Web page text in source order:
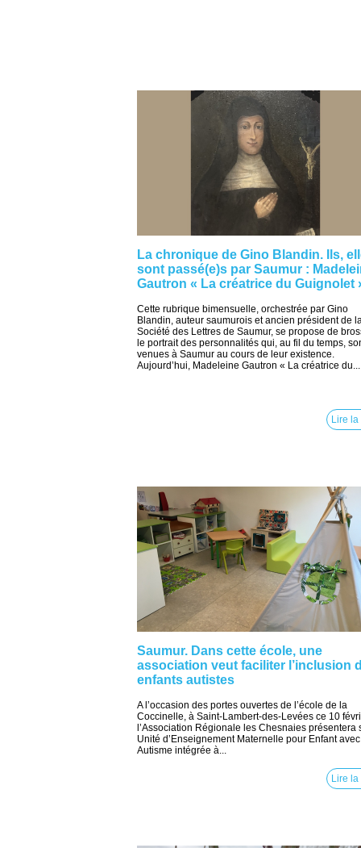
La chronique de Gino Blandin. Ils,
sont passé(e)s par Saumur :
Gautron « La créatrice du Guignolet
Cette rubrique bimensuelle, orchestrée par Gino
Blandin, auteur saumurois et ancien président de
Société des Lettres de Saumur, se propose de
le portrait des personnalités qui, au fil du temps,
venues à Saumur au cours de leur existence.
Aujourd’hui, Madeleine Gautron « La créatrice du...
Lire la
Saumur. Dans cette école, une
association veut faciliter l’inclusion
enfants autistes
A l’occasion des portes ouvertes de l’école de la
Coccinelle, à Saint-Lambert-des-Levées ce 10
l’Association Régionale les Chesnaies présentera
Unité d’Enseignement Maternelle pour Enfant avec
Autisme intégrée à...
Lire la